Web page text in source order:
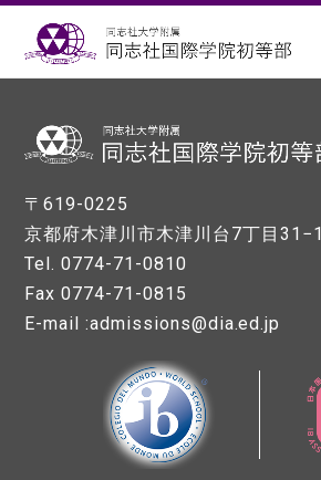
〒619-0225
京都府木津川市木津川台7丁目31−1
Tel. 0774-71-0810
Fax 0774-71-0815
E-mail :admissions@dia.ed.jp